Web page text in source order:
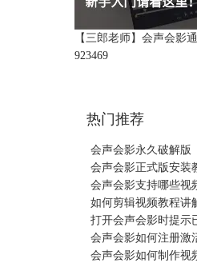
【三郎老师】会声会影
923469
热门推荐
会声会影永久破解版
会声会影正式版安装
会声会影支持哪些视
如何剪辑视频教程讲
打开会声会影时提示
会声会影如何注册激
会声会影如何制作视